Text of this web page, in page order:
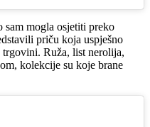
mogla osjetiti preko
priču koja uspješno
Ruža, list nerolija,
kolekcije su koje brane